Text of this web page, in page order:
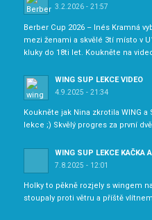
3.2.2026 - 21:57
Berber Cup 2026 – Inés Kramná
mezi ženami a skvělé 3tí místo v
kluky do 18ti let. Koukněte na
WING SUP LEKCE VIDEO
4.9.2025 - 21:34
Koukněte jak Nina zkrotila WING
lekce ;) Skvělý progres za první
WING SUP LEKCE KAČKA
7.8.2025 - 12:01
Holky to pěkně rozjely s wingem
stoupaly proti větru a příště